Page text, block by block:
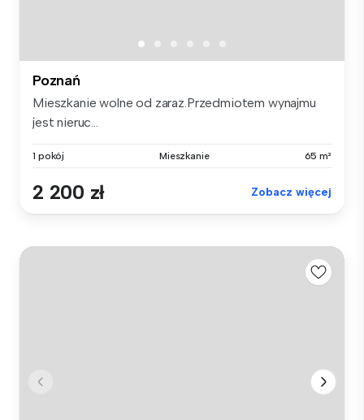
Poznań
Mieszkanie wolne od zaraz.Przedmiotem wynajmu
jest nieruc...
1 pokój Mieszkanie 65 m²
2 200 zł Zobacz więcej